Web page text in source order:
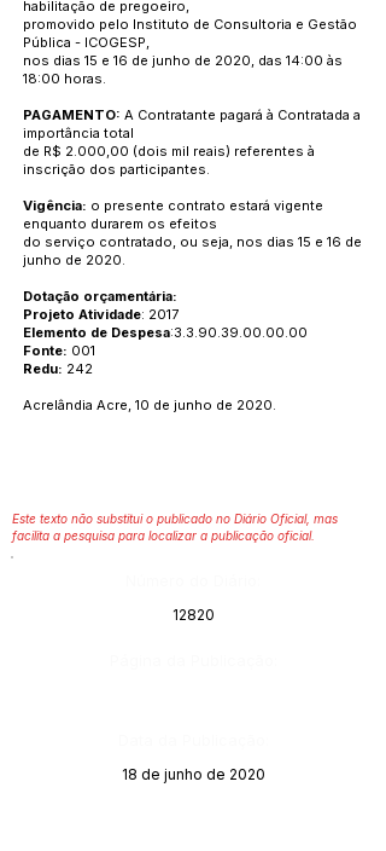
habilitação de pregoeiro,
promovido pelo Instituto de Consultoria e Gestão
Pública - ICOGESP,
nos dias 15 e 16 de junho de 2020, das 14:00 às
18:00 horas.
PAGAMENTO: A Contratante pagará à Contratada a
importância total
de R$ 2.000,00 (dois mil reais) referentes à
inscrição dos participantes.
Vigência: o presente contrato estará vigente
enquanto durarem os efeitos
do serviço contratado, ou seja, nos dias 15 e 16 de
junho de 2020.
Dotação orçamentária:
Projeto Atividade: 2017
Elemento de Despesa:3.3.90.39.00.00.00
Fonte: 001
Redu: 242
Acrelândia Acre, 10 de junho de 2020.
Este texto não substitui o publicado no Diário Oficial, mas
facilita a pesquisa para localizar a publicação oficial.
12820
18 de junho de 2020